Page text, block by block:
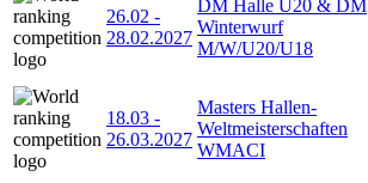
26.02 -
28.02.2027
DM Halle U20 & DM
Winterwurf
M/W/U20/U18
18.03 -
26.03.2027
Masters Hallen-
Weltmeisterschaften
WMACI